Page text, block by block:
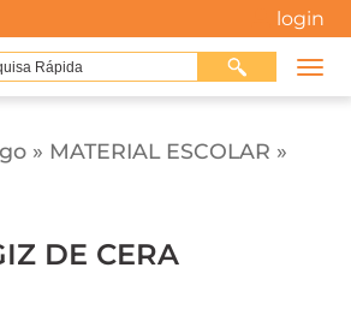
login
» MATERIAL ESCOLAR »
DE CERA